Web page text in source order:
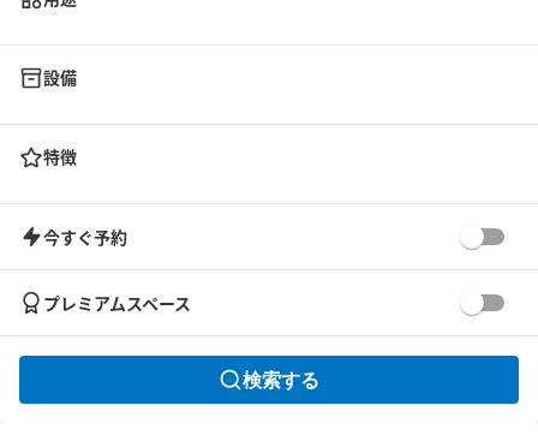
設備
特徴
今すぐ予約
プレミアムスペース
検索する